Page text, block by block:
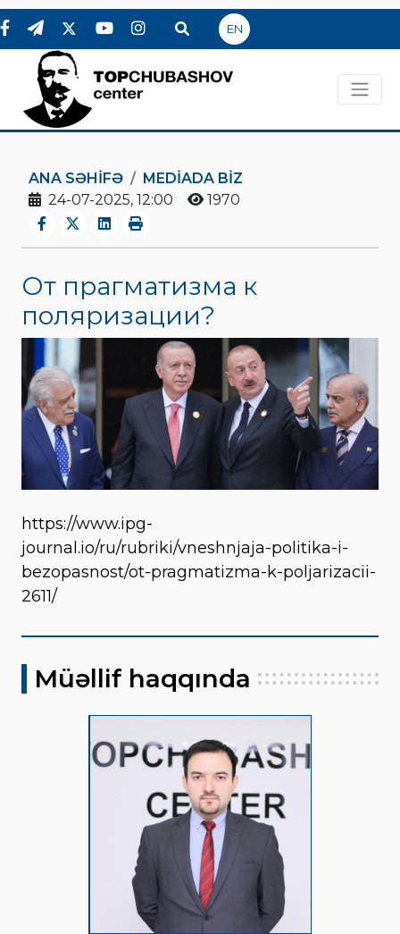
EN
ANA SƏHIFƏ
MEDİADA BİZ
24-07-2025, 12:00
1970
От прагматизма к
поляризации?
https://www.ipg-
journal.io/ru/rubriki/vneshnjaja-politika-i-
bezopasnost/ot-pragmatizma-k-poljarizacii-
2611/
Müəllif haqqında